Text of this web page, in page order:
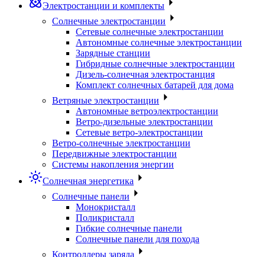
Электростанции и комплекты
Солнечные электростанции
Сетевые солнечные электростанции
Автономные солнечные электростанции
Зарядные станции
Гибридные солнечные электростанции
Дизель-солнечная электростанция
Комплект солнечных батарей для дома
Ветряные электростанции
Автономные ветроэлектростанции
Ветро-дизельные электростанции
Сетевые ветро-электростанции
Ветро-солнечные электростанции
Передвижные электростанции
Системы накопления энергии
Солнечная энергетика
Солнечные панели
Монокристалл
Поликристалл
Гибкие солнечные панели
Солнечные панели для похода
Контроллеры заряда